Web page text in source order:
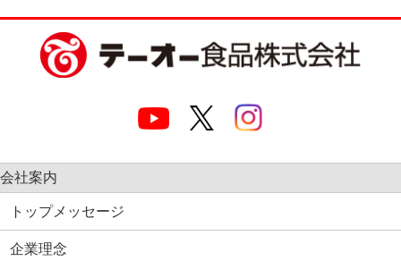
会社案内
トップメッセージ
企業理念